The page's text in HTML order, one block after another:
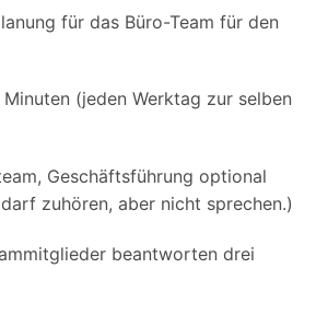
für das Büro-Team für den
Minuten (jeden Werktag zur selben
Geschäftsführung optional
zuhören, aber nicht sprechen.)
beantworten drei